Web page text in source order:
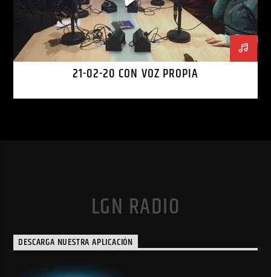
21-02-20 CON VOZ PROPIA
LGN RADIO
DESCARGA NUESTRA APLICACIÓN